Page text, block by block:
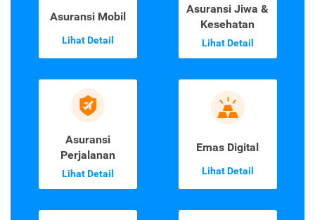
Asuransi Mobil
Lihat Detail
Asuransi Jiwa &
Kesehatan
Lihat Detail
Asuransi
Perjalanan
Lihat Detail
Emas Digital
Lihat Detail